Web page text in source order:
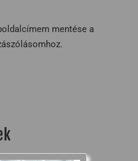
mentése a